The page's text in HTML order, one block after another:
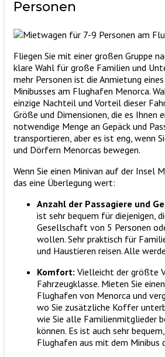
Personen
Fliegen Sie mit einer großen Gruppe
klare Wahl für große Familien und
mehr Personen ist die Anmietung
Minibusses am Flughafen Menorca.
einzige Nachteil und Vorteil dieser
Größe und Dimensionen, die es Ihnen
notwendige Menge an Gepäck und
transportieren, aber es ist eng, wenn
und Dörfern Menorcas bewegen.
Wenn Sie einen Minivan auf der Insel
das eine Überlegung wert:
Anzahl der Passagiere und
ist sehr bequem für diejenigen,
Gesellschaft von 5 Personen
wollen. Sehr praktisch für
und Haustieren reisen. Alle
Komfort: Vielleicht der größte
Fahrzeugklasse. Mieten Sie
Flughafen von Menorca und
wo Sie zusätzliche Koffer
wie Sie alle Familienmitglieder
können. Es ist auch sehr
Flughafen aus mit dem Minibus